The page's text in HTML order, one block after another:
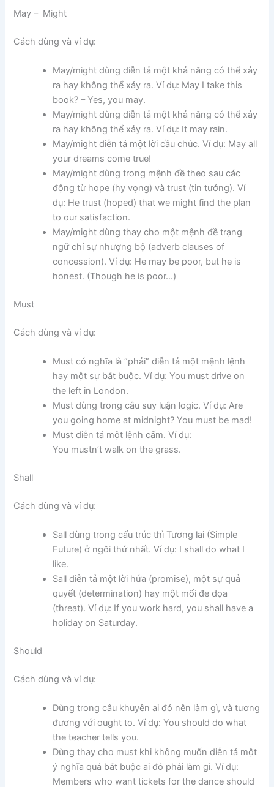
May – Might
Cách dùng và ví dụ:
May/might dùng diễn tả một khả năng có thể xảy
ra hay không thể xảy ra. Ví dụ: May I take this
book? – Yes, you may.
May/might dùng diễn tả một khả năng có thể xảy
ra hay không thể xảy ra. Ví dụ: It may rain.
May/might diễn tả một lời cầu chúc. Ví dụ: May all
your dreams come true!
May/might dùng trong mệnh đề theo sau các
động từ hope (hy vọng) và trust (tin tưởng). Ví
dụ: He trust (hoped) that we might find the plan
to our satisfaction.
May/might dùng thay cho một mệnh đề trạng
ngữ chỉ sự nhượng bộ (adverb clauses of
concession). Ví dụ: He may be poor, but he is
honest. (Though he is poor…)
Must
Cách dùng và ví dụ:
Must có nghĩa là “phải” diễn tả một mệnh lệnh
hay một sự bắt buộc. Ví dụ: You must drive on
the left in London.
Must dùng trong câu suy luận logic. Ví dụ: Are
you going home at midnight? You must be mad!
Must diễn tả một lệnh cấm. Ví dụ:
You mustn’t walk on the grass.
Shall
Cách dùng và ví dụ:
Sall dùng trong cấu trúc thì Tương lai (Simple
Future) ở ngôi thứ nhất. Ví dụ: I shall do what I
like.
Sall diễn tả một lời hứa (promise), một sự quả
quyết (determination) hay một mối đe dọa
(threat). Ví dụ: If you work hard, you shall have a
holiday on Saturday.
Should
Cách dùng và ví dụ:
Dùng trong câu khuyên ai đó nên làm gì, và tương
đương với ought to. Ví dụ: You should do what
the teacher tells you.
Dùng thay cho must khi không muốn diễn tả một
ý nghĩa quá bắt buộc ai đó phải làm gì. Ví dụ:
Members who want tickets for the dance should